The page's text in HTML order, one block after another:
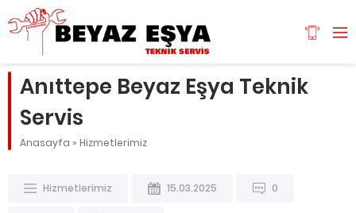
Anıttepe Beyaz Eşya Teknik
Servis
Anasayfa » Hizmetlerimiz
Hizmetlerimiz 15.03.2025 0